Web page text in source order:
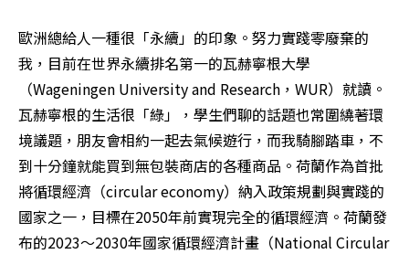
歐洲總給人一種很「永續」的印象。努力實踐零廢棄的
我，目前在世界永續排名第一的瓦赫寧根大學
（Wageningen University and Research，WUR）就讀。
瓦赫寧根的生活很「綠」，學生們聊的話題也常圍繞著環
境議題，朋友會相約一起去氣候遊行，而我騎腳踏車，不
到十分鐘就能買到無包裝商店的各種商品。荷蘭作為首批
將循環經濟（circular economy）納入政策規劃與實踐的
國家之一，目標在2050年前實現完全的循環經濟。荷蘭發
布的2023～2030年國家循環經濟計畫（National Circular